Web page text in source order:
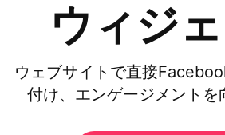
ウィジ
ウェブサイトで直接
付け、エンゲージメントを